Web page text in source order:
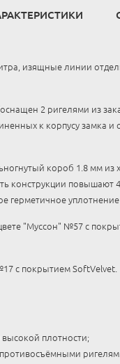
изящные линии
2 ригелями из
к корпусу замка
короб 1.8 мм
конструкции
герметичное
"Муссон" №57 с
с покрытием SoftVelvet.
плотности;